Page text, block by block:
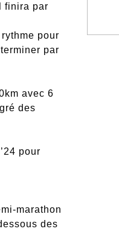
finira par
pour
par
avec 6
des
pour
marathon
des